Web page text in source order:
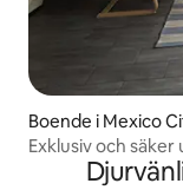
Boende i Mexico
Exklusiv och säker
bekvämligheter